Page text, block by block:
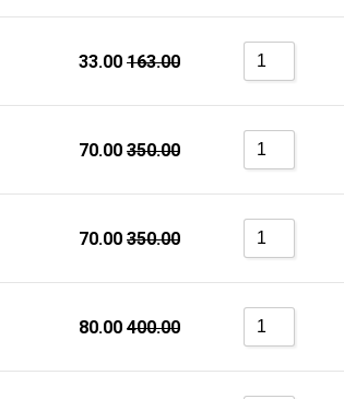
33.00 163.00
70.00 350.00
70.00 350.00
80.00 400.00